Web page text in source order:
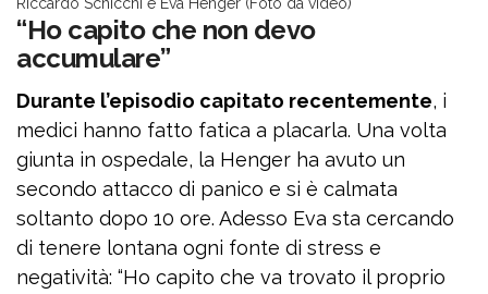
Riccardo Schicchi e Eva Henger (Foto da video)
“Ho capito che non devo
accumulare”
Durante l’episodio capitato recentemente, i
medici hanno fatto fatica a placarla. Una volta
giunta in ospedale, la Henger ha avuto un
secondo attacco di panico e si è calmata
soltanto dopo 10 ore. Adesso Eva sta cercando
di tenere lontana ogni fonte di stress e
negatività: “Ho capito che va trovato il proprio